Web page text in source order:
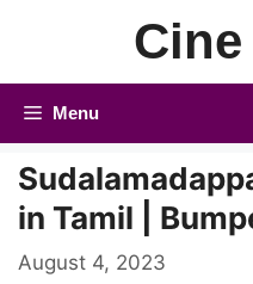
Menu
in Tamil |
August 4, 2023